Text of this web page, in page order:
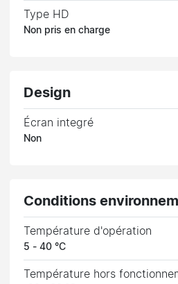
Type HD
Non pris en charge
Design
Écran integré
Non
Conditions
Température d'opération
5 - 40 °C
Température hors